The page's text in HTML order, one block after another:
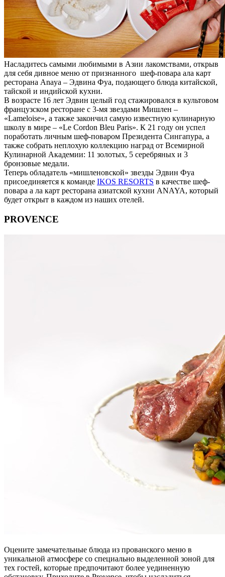
Насладитесь самыми любимыми в Азии лакомствами, открыв
для себя дивное меню от признанного шеф-повара ала карт
ресторана Anaya – Эдвина Фуа, подающего блюда китайской,
тайской и индийской кухни.
В возрасте 16 лет Эдвин целый год стажировался в культовом
французском ресторане с 3-мя звездами Мишлен –
«Lameloise», а также закончил самую известную кулинарную
школу в мире – «Le Cordon Bleu Paris». К 21 году он успел
поработать личным шеф-поваром Президента Сингапура, а
также собрать неплохую коллекцию наград от Всемирной
Кулинарной Академии: 11 золотых, 5 серебряных и 3
бронзовые медали.
Теперь обладатель «мишленовской» звезды Эдвин Фуа
присоединяется к команде IKOS RESORTS в качестве шеф-
повара а ла карт ресторана азиатской кухни ANAYA, который
будет открыт в каждом из наших отелей.
PROVENCE
Оцените замечательные блюда из прованского меню в
уникальной атмосфере со специально выделенной зоной для
тех гостей, которые предпочитают более уединенную